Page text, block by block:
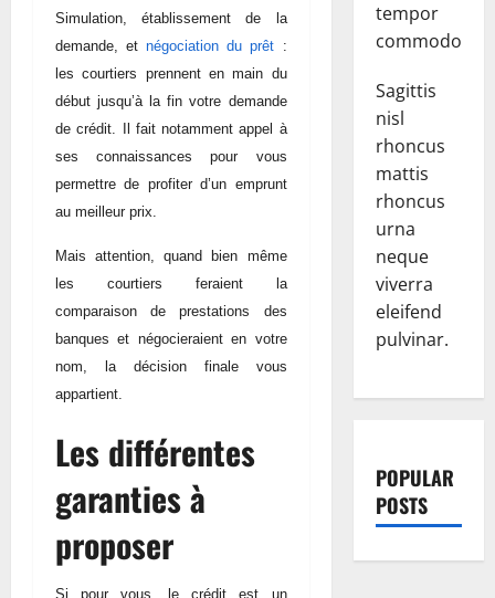
Simulation, établissement de la
demande, etnégociation du prêt :
les courtiers prennent en main du
début jusqu’à la fin votre demande
de crédit. Il fait notamment appel à
ses connaissances pour vous
permettre de profiter d’un emprunt
au meilleur prix.
Mais attention, quand bien même
les courtiers feraient la
comparaison de prestations des
banques et négocieraient en votre
nom, la décision finale vous
appartient.
Les différentes
garanties à
proposer
Si pour vous, le crédit est un
tempor
commodo.
Sagittis
nisl
rhoncus
mattis
rhoncus
urna
neque
viverra
eleifend
pulvinar.
POPULAR
POSTS